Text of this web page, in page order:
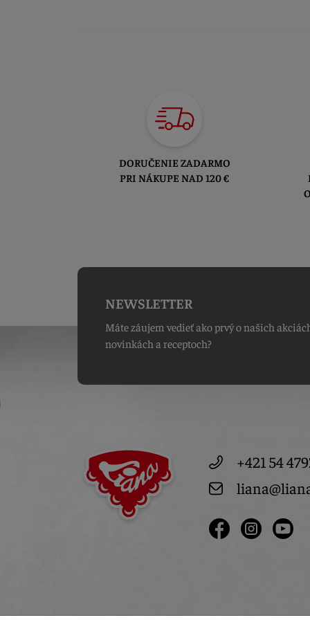
DORUČENIE ZADARMO
PRI NÁKUPE NAD 120 €
NEWSLETTER
Máte záujem vedieť ako prvý o našich
novinkách a receptoch?
+421 54